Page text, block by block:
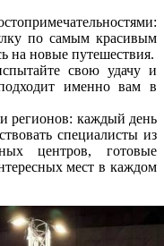
по самым красивым
на новые путешествия.
свою удачу и
именно вам в
регионов: каждый день
специалисты из
центров, готовые
мест в каждом